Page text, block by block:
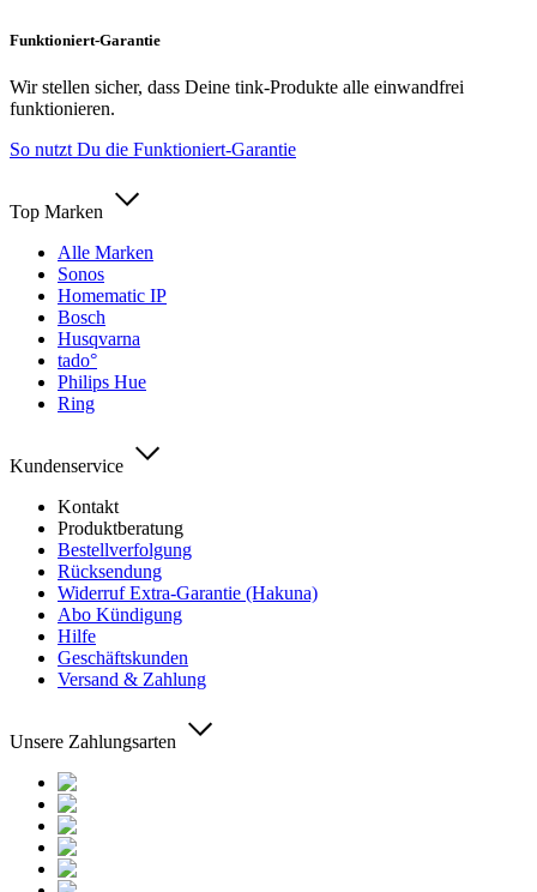
Funktioniert-Garantie
Wir stellen sicher, dass Deine tink-Produkte alle einwandfrei
funktionieren.
So nutzt Du die Funktioniert-Garantie
Top Marken
Alle Marken
Sonos
Homematic IP
Bosch
Husqvarna
tado°
Philips Hue
Ring
Kundenservice
Kontakt
Produktberatung
Bestellverfolgung
Rücksendung
Widerruf Extra-Garantie (Hakuna)
Abo Kündigung
Hilfe
Geschäftskunden
Versand & Zahlung
Unsere Zahlungsarten